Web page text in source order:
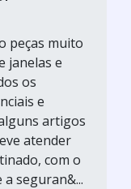
peças muito
janelas e
os
e
artigos
atender
com o
seguran&...